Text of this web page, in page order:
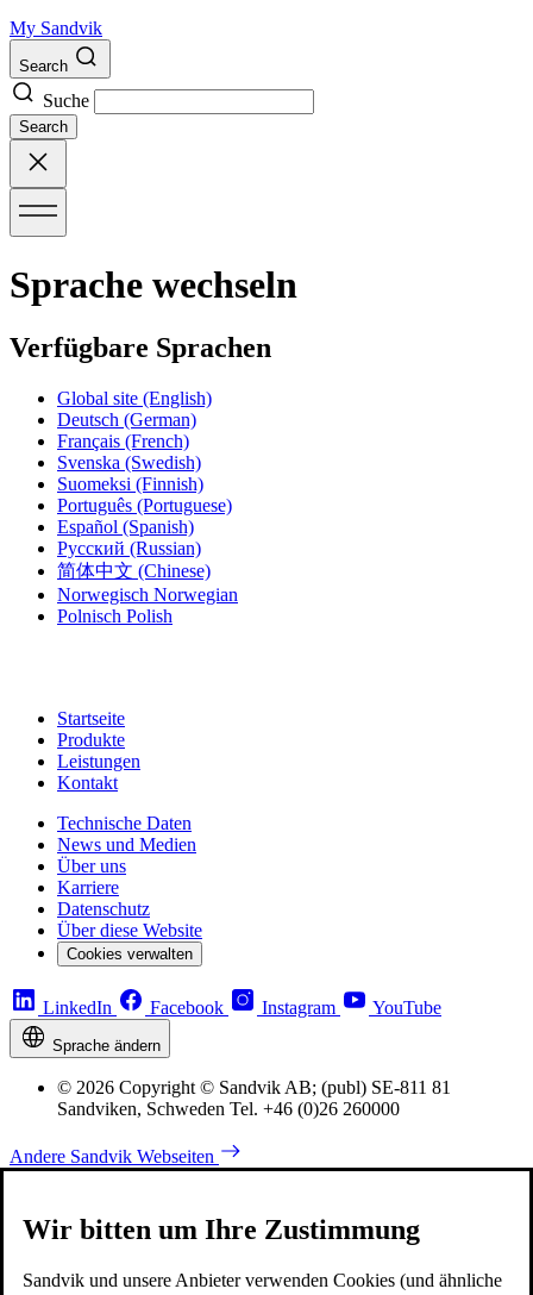
My Sandvik
Search
Suche
Search
Sprache wechseln
Verfügbare Sprachen
Global site (English)
Deutsch (German)
Français (French)
Svenska (Swedish)
Suomeksi (Finnish)
Português (Portuguese)
Español (Spanish)
Русский (Russian)
简体中文 (Chinese)
Norwegisch Norwegian
Polnisch Polish
Startseite
Produkte
Leistungen
Kontakt
Technische Daten
News und Medien
Über uns
Karriere
Datenschutz
Über diese Website
Cookies verwalten
LinkedIn Facebook Instagram YouTube
Sprache ändern
© 2026 Copyright © Sandvik AB; (publ) SE-811 81
Sandviken, Schweden Tel. +46 (0)26 260000
Andere Sandvik Webseiten
Wir bitten um Ihre Zustimmung
Sandvik und unsere Anbieter verwenden Cookies (und ähnliche